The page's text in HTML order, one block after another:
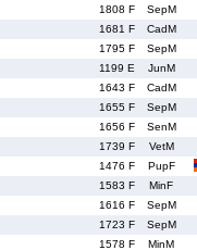
1808 F
SepM
1681 F
CadM
1795 F
SepM
1199 E
JunM
1643 F
CadM
1655 F
SepM
1656 F
SenM
1739 F
VetM
1476 F
PupF
1583 F
MinF
1616 F
SepM
1723 F
SepM
1578 F
MinM